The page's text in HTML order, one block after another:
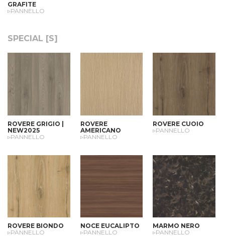
GRAFITE
▹PANNELLO
SPECIAL [S]
ROVERE GRIGIO |
NEW2025
▹PANNELLO
ROVERE
AMERICANO
▹PANNELLO
ROVERE CUOIO
▹PANNELLO
ROVERE BIONDO
▹PANNELLO
NOCE EUCALIPTO
▹PANNELLO
MARMO NERO
▹PANNELLO